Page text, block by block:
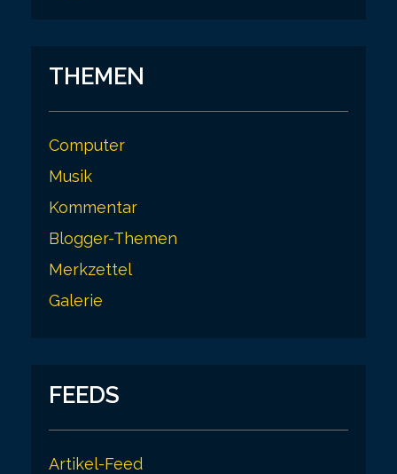
THEMEN
Computer
Musik
Kommentar
Blogger-Themen
Merkzettel
Galerie
FEEDS
Artikel-Feed